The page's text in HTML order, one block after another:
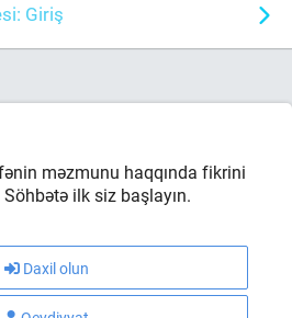
Giriş
məzmunu haqqında fikrini
ilk siz başlayın.
Daxil olun